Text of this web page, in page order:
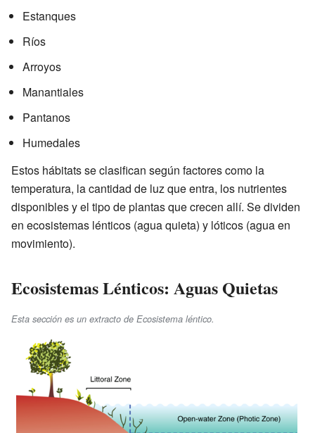
Estanques
Ríos
Arroyos
Manantiales
Pantanos
Humedales
Estos hábitats se clasifican según factores como la
temperatura, la cantidad de luz que entra, los nutrientes
disponibles y el tipo de plantas que crecen allí. Se dividen
en ecosistemas lénticos (agua quieta) y lóticos (agua en
movimiento).
Ecosistemas Lénticos: Aguas Quietas
Esta sección es un extracto de Ecosistema léntico.